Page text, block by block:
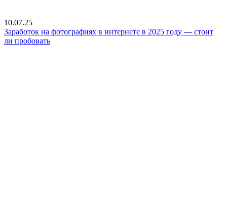
10.07.25
Заработок на фотографиях в интернете в 2025 году — стоит
ли пробовать